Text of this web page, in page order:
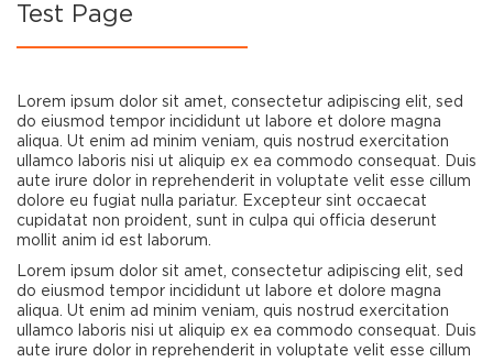
Test Page
Lorem ipsum dolor sit amet, consectetur adipiscing elit, sed
do eiusmod tempor incididunt ut labore et dolore magna
aliqua. Ut enim ad minim veniam, quis nostrud exercitation
ullamco laboris nisi ut aliquip ex ea commodo consequat. Duis
aute irure dolor in reprehenderit in voluptate velit esse cillum
dolore eu fugiat nulla pariatur. Excepteur sint occaecat
cupidatat non proident, sunt in culpa qui officia deserunt
mollit anim id est laborum.
Lorem ipsum dolor sit amet, consectetur adipiscing elit, sed
do eiusmod tempor incididunt ut labore et dolore magna
aliqua. Ut enim ad minim veniam, quis nostrud exercitation
ullamco laboris nisi ut aliquip ex ea commodo consequat. Duis
aute irure dolor in reprehenderit in voluptate velit esse cillum